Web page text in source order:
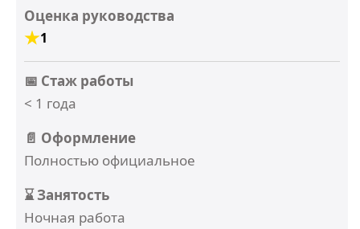
Оценка руководства
1
📅 Стаж работы
< 1 года
📄 Оформление
Полностью официальное
⌛ Занятость
Ночная работа